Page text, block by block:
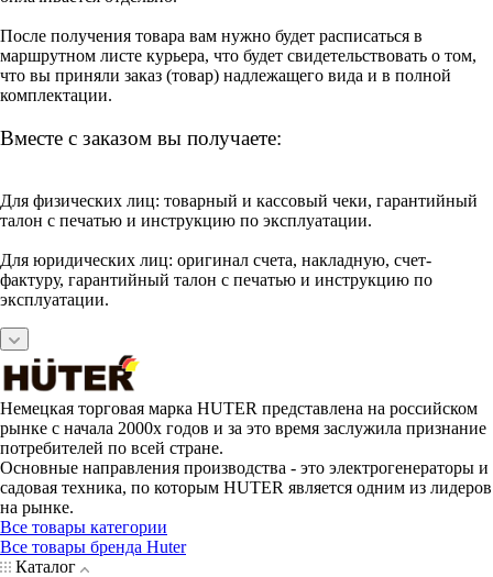
После получения товара вам нужно будет расписаться в
маршрутном листе курьера, что будет свидетельствовать о том,
что вы приняли заказ (товар) надлежащего вида и в полной
комплектации.
Вместе с заказом вы получаете:
Для физических лиц: товарный и кассовый чеки, гарантийный
талон с печатью и инструкцию по эксплуатации.
Для юридических лиц: оригинал счета, накладную, счет-
фактуру, гарантийный талон с печатью и инструкцию по
эксплуатации.
Немецкая торговая марка HUTER представлена на российском
рынке с начала 2000х годов и за это время заслужила признание
потребителей по всей стране.
Основные направления производства - это электрогенераторы и
садовая техника, по которым HUTER является одним из лидеров
на рынке.
Все товары категории
Все товары бренда Huter
Каталог